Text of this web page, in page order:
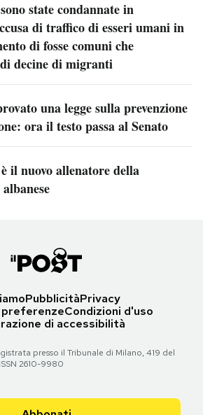
state condannate in
di traffico di esseri umani in
di fosse comuni che
decine di migranti
una legge sulla prevenzione
ora il testo passa al Senato
il nuovo allenatore della
PubblicitàPrivacy
Condizioni d'uso
di accessibilità
presso il Tribunale di Milano, 419 del
2610-9980